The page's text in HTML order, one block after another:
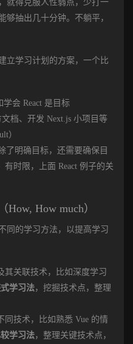
就得克服人性弱点，少打一
够抽出几十分钟。不躺平，
立学习计划的方案，一个比
学会 React 是目标
文档、开发 Next.js 小项目等
）
了明确目标，还需要确保目
时限，上面 React 例子的关
How much）
同的学习方法，以提高学习
其关联技术，比如深度学习
学习法，挖掘技术点，整理
同技术，比如熟悉 Vue 的情
学习法，整理关键技术点，